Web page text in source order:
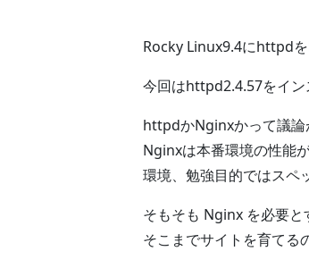
Rocky Linux9.4にhttpdを
今回はhttpd2.4.57をイン
httpdかNginxかって議論
Nginxは本番環境の性能
環境、勉強目的ではスペ
そもそも Nginx を必要と
そこまでサイトを育てる